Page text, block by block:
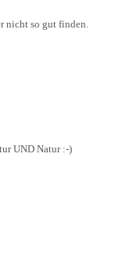
nicht so gut finden.
UND Natur :-)